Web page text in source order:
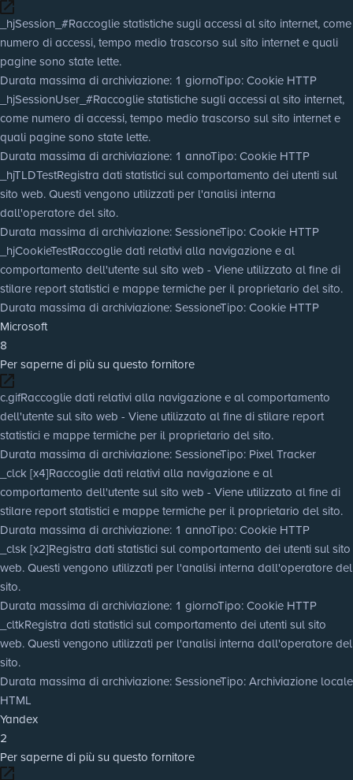
_hjSession_#Raccoglie statistiche sugli accessi al sito internet, come
numero di accessi, tempo medio trascorso sul sito internet e quali
pagine sono state lette.
Durata massima di archiviazione: 1 giornoTipo: Cookie HTTP
_hjSessionUser_#Raccoglie statistiche sugli accessi al sito internet,
come numero di accessi, tempo medio trascorso sul sito internet e
quali pagine sono state lette.
Durata massima di archiviazione: 1 annoTipo: Cookie HTTP
_hjTLDTestRegistra dati statistici sul comportamento dei utenti sul
sito web. Questi vengono utilizzati per l'analisi interna
dall'operatore del sito.
Durata massima di archiviazione: SessioneTipo: Cookie HTTP
_hjCookieTestRaccoglie dati relativi alla navigazione e al
comportamento dell'utente sul sito web - Viene utilizzato al fine di
stilare report statistici e mappe termiche per il proprietario del sito.
Durata massima di archiviazione: SessioneTipo: Cookie HTTP
Microsoft
8
Per saperne di più su questo fornitore
c.gifRaccoglie dati relativi alla navigazione e al comportamento
dell'utente sul sito web - Viene utilizzato al fine di stilare report
statistici e mappe termiche per il proprietario del sito.
Durata massima di archiviazione: SessioneTipo: Pixel Tracker
_clck [x4]Raccoglie dati relativi alla navigazione e al
comportamento dell'utente sul sito web - Viene utilizzato al fine di
stilare report statistici e mappe termiche per il proprietario del sito.
Durata massima di archiviazione: 1 annoTipo: Cookie HTTP
_clsk [x2]Registra dati statistici sul comportamento dei utenti sul sito
web. Questi vengono utilizzati per l'analisi interna dall'operatore del
sito.
Durata massima di archiviazione: 1 giornoTipo: Cookie HTTP
_cltkRegistra dati statistici sul comportamento dei utenti sul sito
web. Questi vengono utilizzati per l'analisi interna dall'operatore del
sito.
Durata massima di archiviazione: SessioneTipo: Archiviazione locale
HTML
Yandex
2
Per saperne di più su questo fornitore